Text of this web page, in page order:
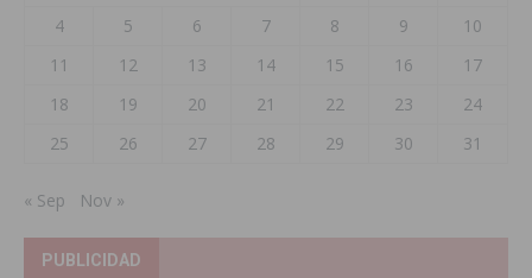
4
5 6 7 8 9
10
11
12 13 14 15 16
17
18
19 20 21 22 23
24
25
26 27 28 29 30 31
« Sep Nov »
PUBLICIDAD